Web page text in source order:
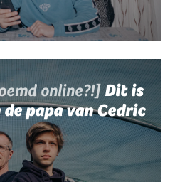
online?!] Dit is
papa van Cedric